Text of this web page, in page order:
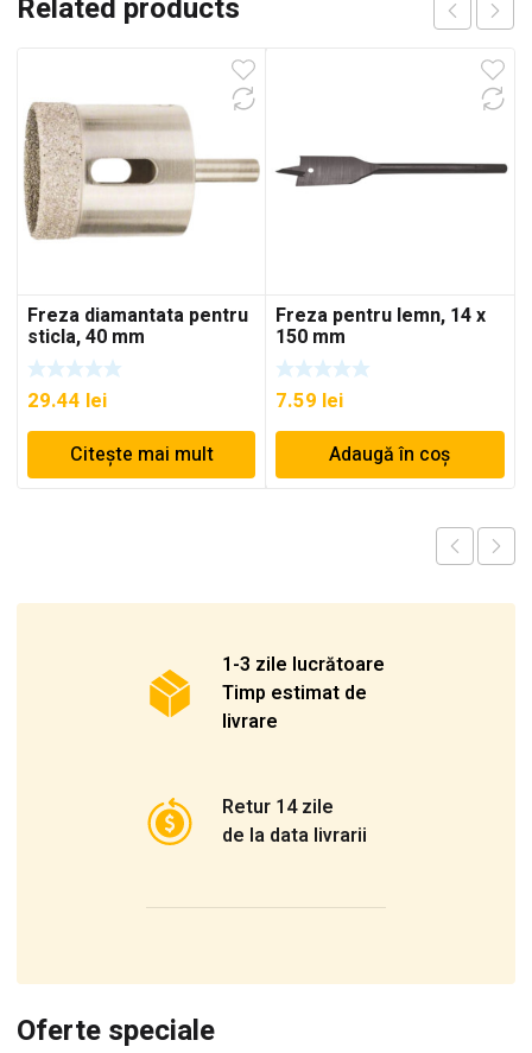
Related products
Freza diamantata pentru
sticla, 40 mm
29.44 lei
Citește mai mult
Freza pentru lemn, 14 x
150 mm
7.59 lei
Adaugă în coș
1-3 zile lucrătoare
Timp estimat de
livrare
Retur 14 zile
de la data livrarii
Oferte speciale